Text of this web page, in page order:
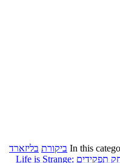
In this ביקורת בליזארד
תפקידים Life is Strange: